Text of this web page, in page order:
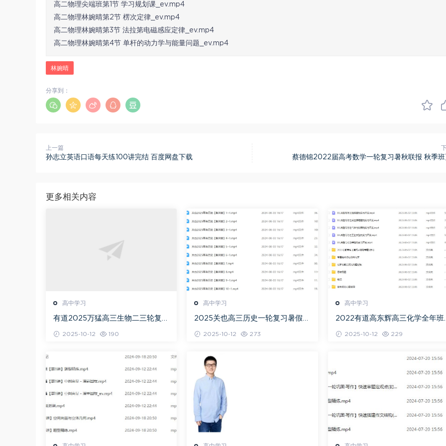
高二物理尖端班第1节 学习规划课_ev.mp4
高二物理林婉晴第2节 楞次定律_ev.mp4
高二物理林婉晴第3节 法拉第电磁感应定律_ev.mp4
高二物理林婉晴第4节 单杆的动力学与能量问题_ev.mp4
林婉晴
分享到：
上一篇
孙志立英语口语每天练100讲完结 百度网盘下载 蔡德锦2022届高考数学一轮复习暑秋联报 秋季
更多相关内容
高中学习
有道2025万猛高三生物二三轮复习
2025-10-12 190
高中学习
2025关也高三历史一轮复习暑假班
2025-10-12 273
高中学习
2022有道高东辉高三化学全年班
2025-10-12 229